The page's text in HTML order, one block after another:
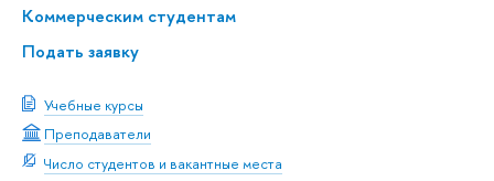
Коммерческим студентам
Подать заявку
Учебные курсы
Преподаватели
Число студентов и вакантные места